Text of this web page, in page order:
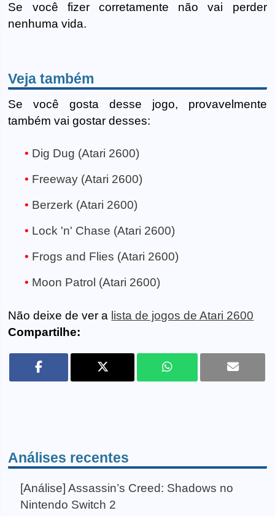
Se você fizer corretamente não vai perder
nenhuma vida.
Veja também
Se você gosta desse jogo, provavelmente
também vai gostar desses:
Dig Dug (Atari 2600)
Freeway (Atari 2600)
Berzerk (Atari 2600)
Lock 'n' Chase (Atari 2600)
Frogs and Flies (Atari 2600)
Moon Patrol (Atari 2600)
Não deixe de ver a lista de jogos de Atari 2600
Compartilhe:
Análises recentes
[Análise] Assassin’s Creed: Shadows no
Nintendo Switch 2